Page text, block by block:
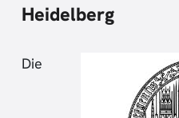
Heidelberg
Die